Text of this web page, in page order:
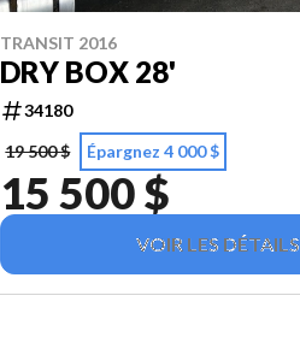
TRANSIT 2016
DRY BOX 28'
34180
19 500 $
Épargnez 4 000 $
15 500 $
VOIR LES DÉTAILS